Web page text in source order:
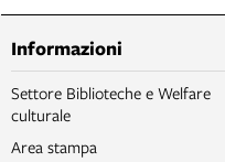
Informazioni
Settore Biblioteche e Welfare
culturale
Area stampa